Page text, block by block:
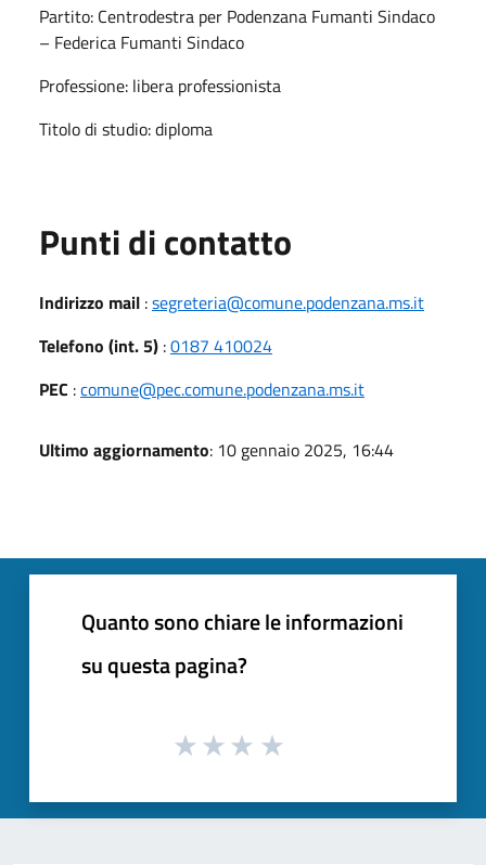
Partito: Centrodestra per Podenzana Fumanti Sindaco
– Federica Fumanti Sindaco
Professione: libera professionista
Titolo di studio: diploma
Punti di contatto
Indirizzo mail :segreteria@comune.podenzana.ms.it
Telefono (int. 5) :0187 410024
PEC :comune@pec.comune.podenzana.ms.it
Ultimo aggiornamento: 10 gennaio 2025, 16:44
Quanto sono chiare le informazioni
su questa pagina?